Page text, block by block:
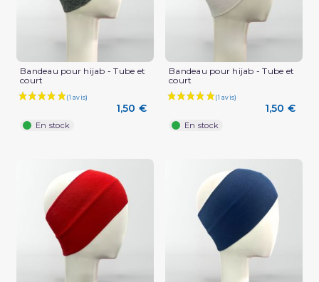
(1 avis)
Bandeau pour hijab - Tube et
court
1,50 €
En stock
Bandeau pour hijab - Tube et
court
1,50 €
En stock